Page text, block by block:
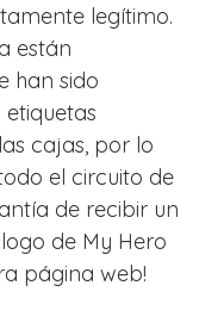
legítimo.
están
han sido
cajas, por lo
el circuito de
de recibir un
de My Hero
página web!